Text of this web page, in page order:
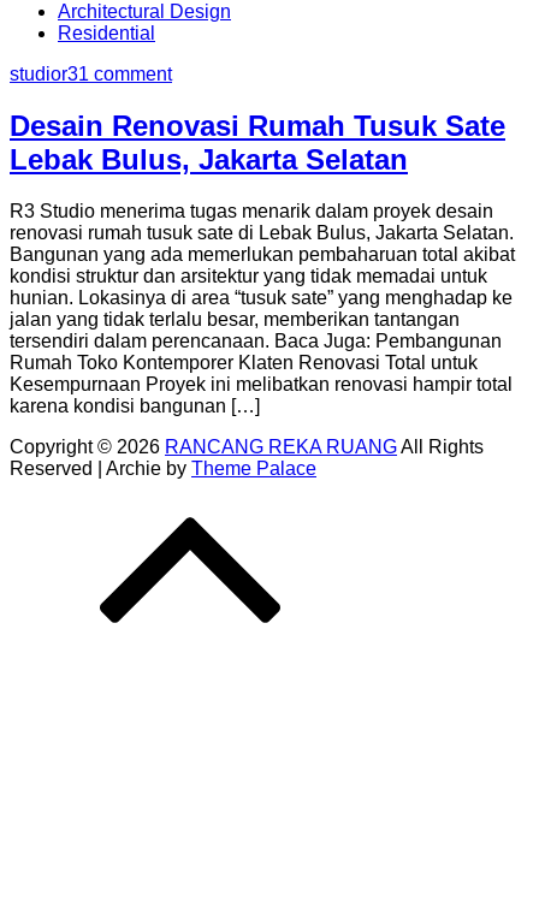
Architectural Design
Residential
studior31 comment
Desain Renovasi Rumah Tusuk Sate
Lebak Bulus, Jakarta Selatan
R3 Studio menerima tugas menarik dalam proyek desain
renovasi rumah tusuk sate di Lebak Bulus, Jakarta Selatan.
Bangunan yang ada memerlukan pembaharuan total akibat
kondisi struktur dan arsitektur yang tidak memadai untuk
hunian. Lokasinya di area “tusuk sate” yang menghadap ke
jalan yang tidak terlalu besar, memberikan tantangan
tersendiri dalam perencanaan. Baca Juga: Pembangunan
Rumah Toko Kontemporer Klaten Renovasi Total untuk
Kesempurnaan Proyek ini melibatkan renovasi hampir total
karena kondisi bangunan […]
Copyright © 2026 RANCANG REKA RUANGAll Rights
Reserved | Archie by Theme Palace